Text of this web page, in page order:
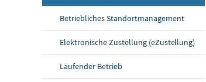
Betriebliches Standortmanagement
Elektronische Zustellung (eZustellung)
Laufender Betrieb